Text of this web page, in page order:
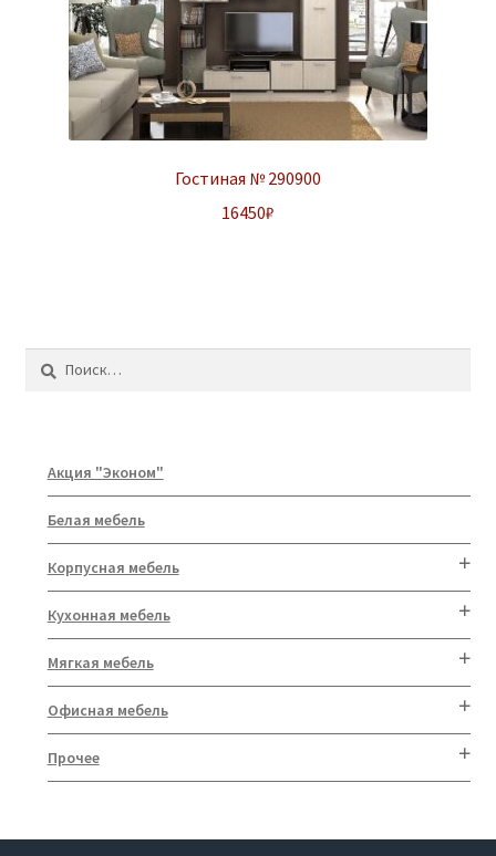
Гостиная № 290900
16450₽
Найти:
Акция "Эконом"
Белая мебель
Корпусная мебель
Кухонная мебель
Мягкая мебель
Офисная мебель
Прочее